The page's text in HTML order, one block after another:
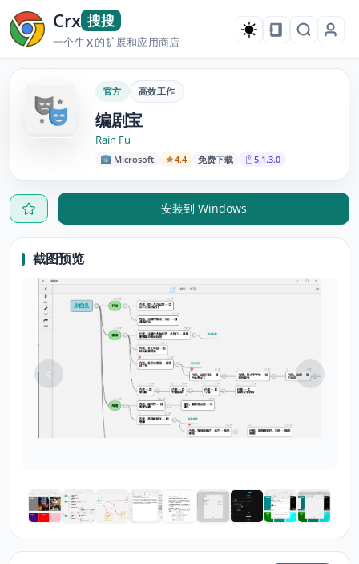
Crx 搜搜
一个牛X的扩展和应用商店
官方 高效工作
编剧宝
Rain Fu
Microsoft 4.4 免费下载 5.1.3.0
安装到 Windows
截图预览